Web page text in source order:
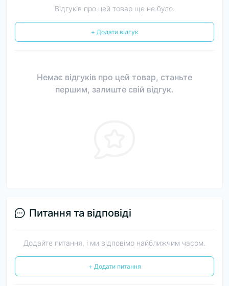
Відгуків про цей товар ще не було.
+ Додати відгук
Немає відгуків про цей товар, станьте
першим, залиште свій відгук.
Питання та відповіді
Додайте питання, і ми відповімо найближчим часом.
+ Додати питання